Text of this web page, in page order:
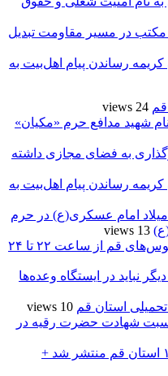
در مسیر مقاومت تبدیل
رساندن پیام اهل‌بیت به
24 views
شهید مدافع حرم «مکیان»
به فضای مجازی داشته
رساندن پیام اهل‌بیت به
امام عسکری(ع) در حرم
13 views
قم از ساعت ۲۲ تا ۲۴
نباید در ایستگاه وعده‌ها
استان قم 10 views
شهادت حضرت رقیه در
نمایه جمعیتی سال ۱۴۰۴ استان قم منتشر شد +